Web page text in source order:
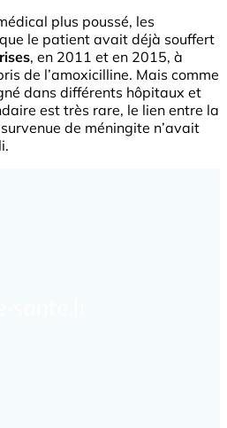
plus poussé, les
le patient avait déjà souffert
, en 2011 et en 2015, à
de l’amoxicilline. Mais comme
dans différents hôpitaux et
est très rare, le lien entre la
de méningite n’avait